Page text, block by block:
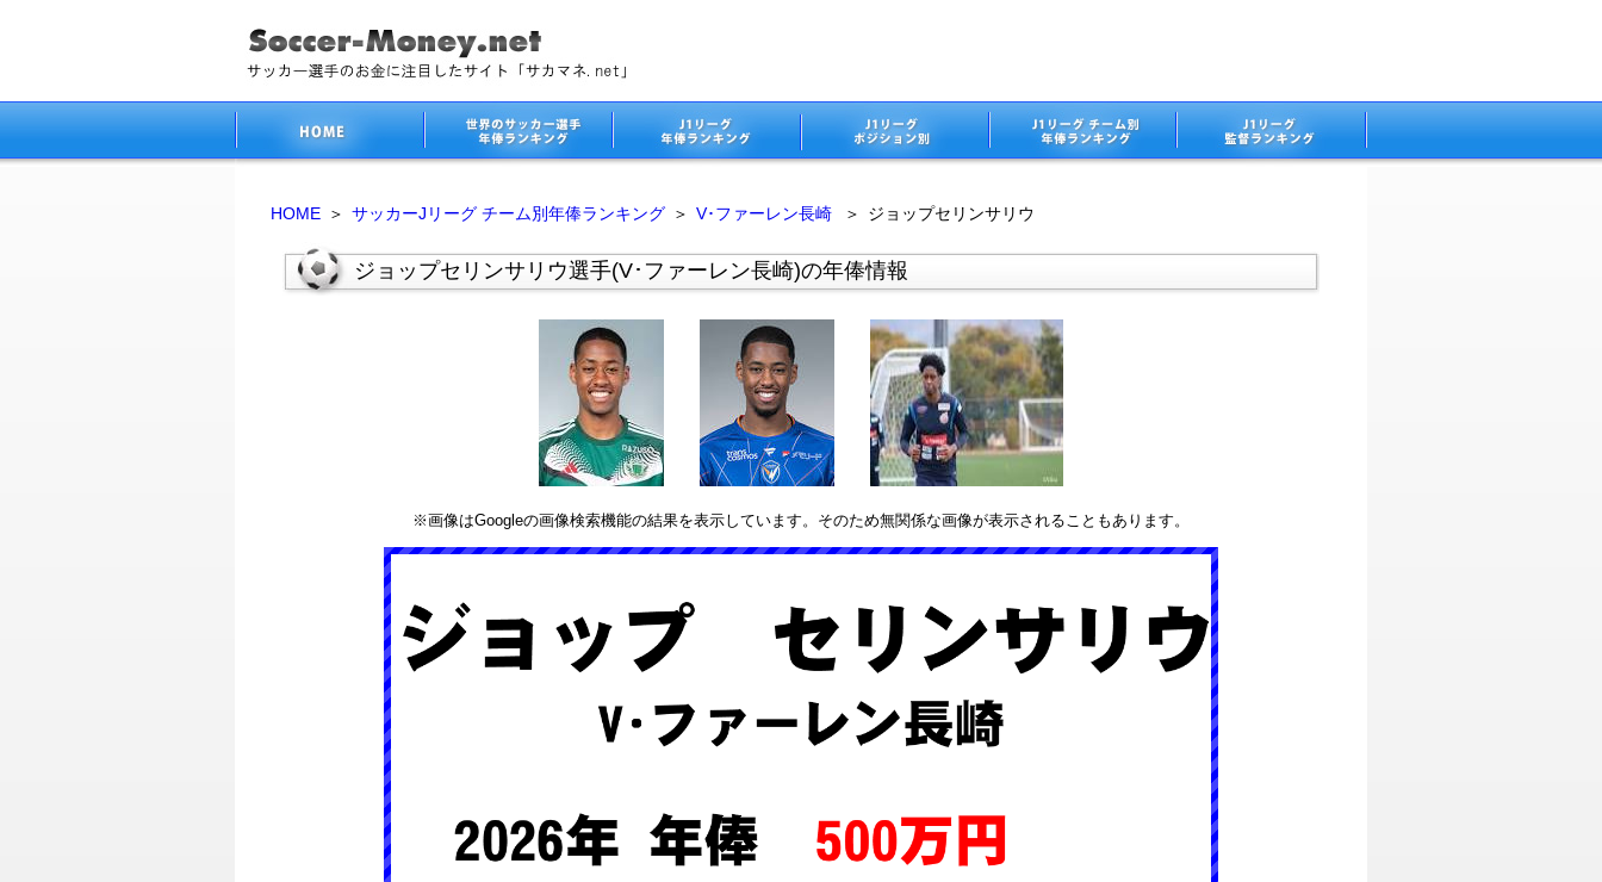
HOME ＞ サッカーJリーグ チーム別年俸ランキング ＞ V･ファーレン長崎 ＞ ジョップセリンサリウ
ジョップセリンサリウ選手(V･ファーレン長崎)の年俸情報
※画像はGoogleの画像検索機能の結果を表示しています。そのため無関係な画像が表示されることもあります。